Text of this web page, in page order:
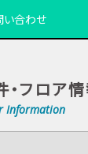
い合わせ
フロア
Information